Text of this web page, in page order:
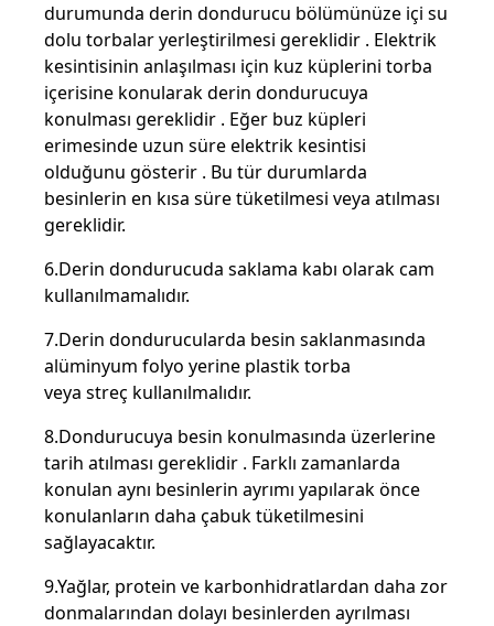
durumunda derin dondurucu bölümünüze içi su
dolu torbalar yerleştirilmesi gereklidir . Elektrik
kesintisinin anlaşılması için kuz küplerini torba
içerisine konularak derin dondurucuya
konulması gereklidir . Eğer buz küpleri
erimesinde uzun süre elektrik kesintisi
olduğunu gösterir . Bu tür durumlarda
besinlerin en kısa süre tüketilmesi veya atılması
gereklidir.
6.Derin dondurucuda saklama kabı olarak cam
kullanılmamalıdır.
7.Derin dondurucularda besin saklanmasında
alüminyum folyo yerine plastik torba
veya streç kullanılmalıdır.
8.Dondurucuya besin konulmasında üzerlerine
tarih atılması gereklidir . Farklı zamanlarda
konulan aynı besinlerin ayrımı yapılarak önce
konulanların daha çabuk tüketilmesini
sağlayacaktır.
9.Yağlar, protein ve karbonhidratlardan daha zor
donmalarından dolayı besinlerden ayrılması